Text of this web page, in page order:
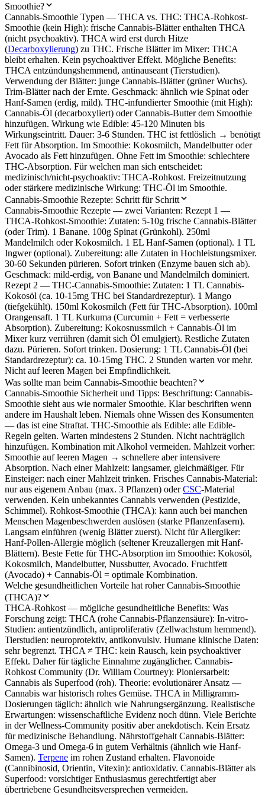
Smoothie?
Cannabis-Smoothie Typen — THCA vs. THC: THCA-Rohkost-
Smoothie (kein High): frische Cannabis-Blätter enthalten THCA
(nicht psychoaktiv). THCA wird erst durch Hitze
(Decarboxylierung) zu THC. Frische Blätter im Mixer: THCA
bleibt erhalten. Kein psychoaktiver Effekt. Mögliche Benefits:
THCA entzündungshemmend, antinauseant (Tierstudien).
Verwendung der Blätter: junge Cannabis-Blätter (grüner Wuchs).
Trim-Blätter nach der Ernte. Geschmack: ähnlich wie Spinat oder
Hanf-Samen (erdig, mild). THC-infundierter Smoothie (mit High):
Cannabis-Öl (decarboxyliert) oder Cannabis-Butter dem Smoothie
hinzufügen. Wirkung wie Edible: 45-120 Minuten bis
Wirkungseintritt. Dauer: 3-6 Stunden. THC ist fettlöslich → benötigt
Fett für Absorption. Im Smoothie: Kokosmilch, Mandelbutter oder
Avocado als Fett hinzufügen. Ohne Fett im Smoothie: schlechtere
THC-Absorption. Für welchen man sich entscheidet:
medizinisch/nicht-psychoaktiv: THCA-Rohkost. Freizeitnutzung
oder stärkere medizinische Wirkung: THC-Öl im Smoothie.
Cannabis-Smoothie Rezepte: Schritt für Schritt
Cannabis-Smoothie Rezepte — zwei Varianten: Rezept 1 —
THCA-Rohkost-Smoothie: Zutaten: 5-10g frische Cannabis-Blätter
(oder Trim). 1 Banane. 100g Spinat (Grünkohl). 250ml
Mandelmilch oder Kokosmilch. 1 EL Hanf-Samen (optional). 1 TL
Ingwer (optional). Zubereitung: alle Zutaten in Hochleistungsmixer.
30-60 Sekunden pürieren. Sofort trinken (Enzyme bauen sich ab).
Geschmack: mild-erdig, von Banane und Mandelmilch dominiert.
Rezept 2 — THC-Cannabis-Smoothie: Zutaten: 1 TL Cannabis-
Kokosöl (ca. 10-15mg THC bei Standardrezeptur). 1 Mango
(tiefgekühlt). 150ml Kokosmilch (Fett für THC-Absorption). 100ml
Orangensaft. 1 TL Kurkuma (Curcumin + Fett = verbesserte
Absorption). Zubereitung: Kokosnussmilch + Cannabis-Öl im
Mixer kurz verrühren (damit sich Öl emulgiert). Restliche Zutaten
dazu. Pürieren. Sofort trinken. Dosierung: 1 TL Cannabis-Öl (bei
Standardrezeptur): ca. 10-15mg THC. 2 Stunden warten vor mehr.
Nicht auf leeren Magen bei Empfindlichkeit.
Was sollte man beim Cannabis-Smoothie beachten?
Cannabis-Smoothie Sicherheit und Tipps: Beschriftung: Cannabis-
Smoothie sieht aus wie normaler Smoothie. Klar beschriften wenn
andere im Haushalt leben. Niemals ohne Wissen des Konsumenten
— das ist eine Straftat. THC-Smoothie als Edible: alle Edible-
Regeln gelten. Warten mindestens 2 Stunden. Nicht nachträglich
hinzufügen. Kombination mit Alkohol vermeiden. Mahlzeit vorher:
Smoothie auf leeren Magen → schnellere aber intensivere
Absorption. Nach einer Mahlzeit: langsamer, gleichmäßiger. Für
Einsteiger: nach einer Mahlzeit trinken. Frisches Cannabis-Material:
nur aus eigenem Anbau (max. 3 Pflanzen) oderCSC-Material
verwenden. Kein unbekanntes Cannabis verwenden (Pestizide,
Schimmel). Rohkost-Smoothie (THCA): kann auch bei manchen
Menschen Magenbeschwerden auslösen (starke Pflanzenfasern).
Langsam einführen (wenig Blätter zuerst). Nicht für Allergiker:
Hanf-Pollen-Allergie möglich (seltener Kreuzallergen mit Hanf-
Blättern). Beste Fette für THC-Absorption im Smoothie: Kokosöl,
Kokosmilch, Mandelbutter, Nussbutter, Avocado. Fruchtfett
(Avocado) + Cannabis-Öl = optimale Kombination.
Welche gesundheitlichen Vorteile hat roher Cannabis-Smoothie
(THCA)?
THCA-Rohkost — mögliche gesundheitliche Benefits: Was
Forschung zeigt: THCA (rohe Cannabis-Pflanzensäure): In-vitro-
Studien: antientzündlich, antiproliferativ (Zellwachstum hemmend).
Tierstudien: neuroprotektiv, antikonvulsiv. Humane klinische Daten:
sehr begrenzt. THCA ≠ THC: kein Rausch, kein psychoaktiver
Effekt. Daher für tägliche Einnahme zugänglicher. Cannabis-
Rohkost Community (Dr. William Courtney): Pioniersarbeit:
Cannabis als Superfood (roh). Theorie: evolutionärer Ansatz —
Cannabis war historisch rohes Gemüse. THCA in Milligramm-
Dosierungen täglich: ähnlich wie Nahrungsergänzung. Realistische
Erwartungen: wissenschaftliche Evidenz noch dünn. Viele Berichte
in der Wellness-Community positiv aber anekdotisch. Kein Ersatz
für medizinische Behandlung. Nährstoffgehalt Cannabis-Blätter:
Omega-3 und Omega-6 in gutem Verhältnis (ähnlich wie Hanf-
Samen). Terpene im rohen Zustand erhalten. Flavonoide
(Cannibinosid, Orientin, Vitexin): antioxidativ. Cannabis-Blätter als
Superfood: vorsichtiger Enthusiasmus gerechtfertigt aber
übertriebene Gesundheitsversprechen vermeiden.